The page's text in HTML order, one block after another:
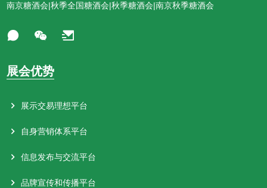
南京糖酒会|秋季全国糖酒会|秋季糖酒会|南京秋季糖酒会
展会优势
展示交易理想平台
自身营销体系平台
信息发布与交流平台
品牌宣传和传播平台